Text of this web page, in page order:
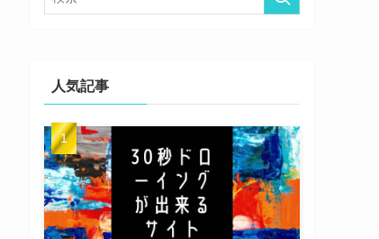
人気記事